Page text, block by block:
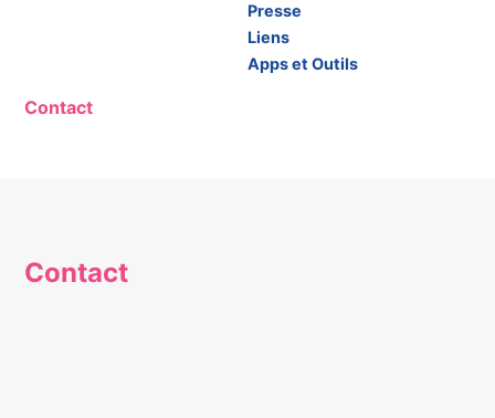
Presse
Liens
Apps et Outils
Contact
Contact